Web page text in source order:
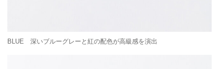
BLUE 深いブルーグレーと紅の配色が高級感を演出